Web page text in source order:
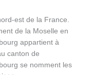
est de la France.
de la Moselle en
appartient à
canton de
se nomment les